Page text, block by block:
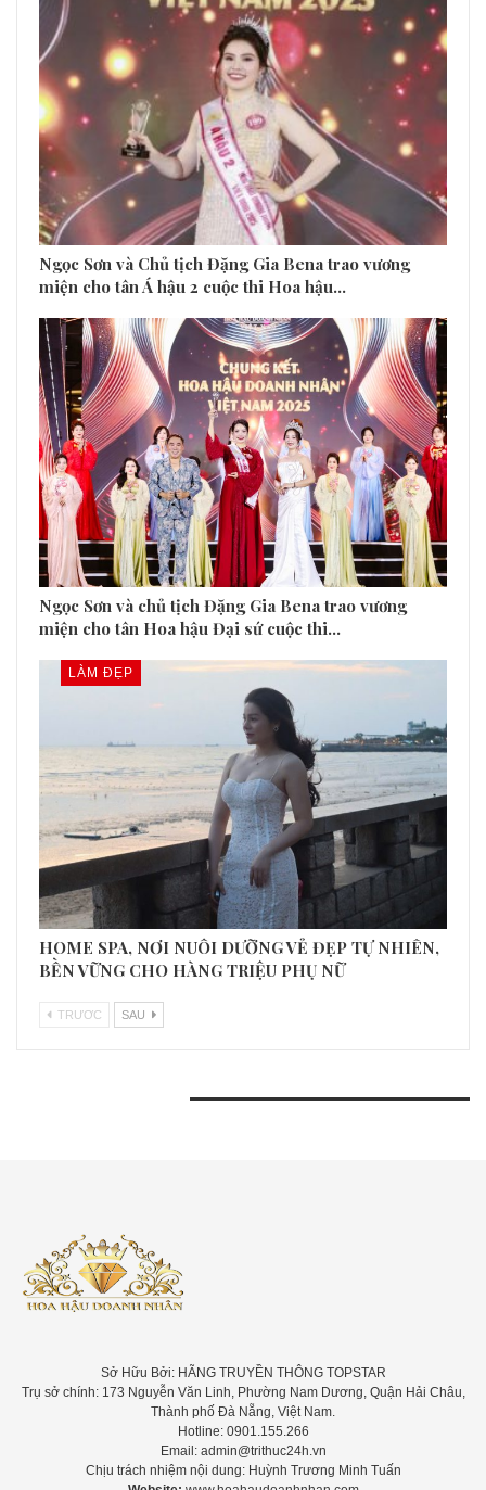
Ngọc Sơn và Chủ tịch Đặng Gia Bena trao vương
miện cho tân Á hậu 2 cuộc thi Hoa hậu…
Ngọc Sơn và chủ tịch Đặng Gia Bena trao vương
miện cho tân Hoa hậu Đại sứ cuộc thi…
LÀM ĐẸP
HOME SPA, NƠI NUÔI DƯỠNG VẺ ĐẸP TỰ NHIÊN,
BỀN VỮNG CHO HÀNG TRIỆU PHỤ NỮ
TRƯƠC SAU
Sở Hữu Bởi: HÃNG TRUYỀN THÔNG TOPSTAR
Trụ sở chính: 173 Nguyễn Văn Linh, Phường Nam Dương, Quận Hải Châu,
Thành phố Đà Nẵng, Việt Nam.
Hotline: 0901.155.266
Email: admin@trithuc24h.vn
Chịu trách nhiệm nội dung: Huỳnh Trương Minh Tuấn